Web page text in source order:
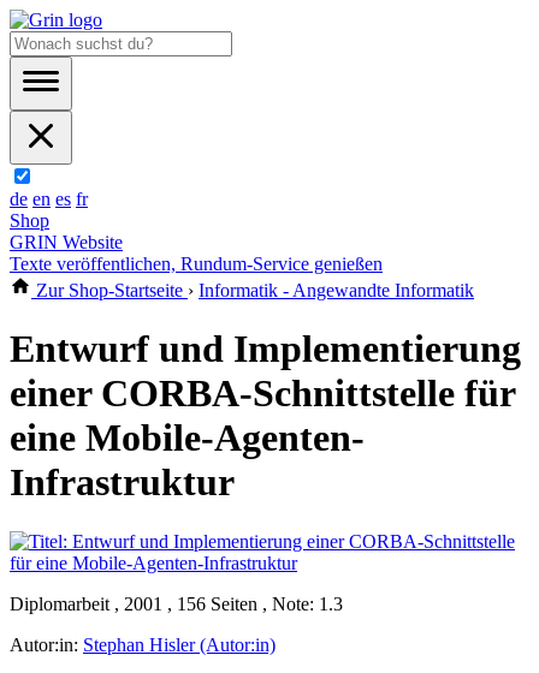
de en es fr
Shop
GRIN Website
Texte veröffentlichen, Rundum-Service genießen
Zur Shop-Startseite › Informatik - Angewandte Informatik
Entwurf und Implementierung
einer CORBA-Schnittstelle für
eine Mobile-Agenten-
Infrastruktur
Diplomarbeit , 2001 , 156 Seiten , Note: 1.3
Autor:in: Stephan Hisler (Autor:in)